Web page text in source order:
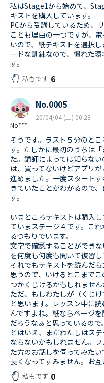
私はStage1から始めて、
キストを購入しています。
PCから受講しているため、
ことも理由の一つですが、
いので、紙テキストを選択
ードな訓練なので、慣れた
す。
私もです 6
No***
No.0005
20/04/04 (土) 00:28
そうです。ラスト５分のと
す。たしかに最初のうちは
た。講師によっては知らな
は、買ってないけどアプリ
進めました。一度スタート
きていたことがわかるので
す。
いまところテキストは購入
ていまステージ４です。こ
るつもりでいます。
文字で確認することができ
を何度も何度も聞いて復習
それでもテキストを読んだ
思うので、いけるとこまで
つかくじけるかもしれませ
ただ、もしわたしが（くじ
と思います。レッスン中に
んですよね。紙ならページ
だろうなぁと思っているので。
とはいえ、まだわたしはス
ならないかもしれません。
た方のお話しを伺ってみた
長くなってすみません。お互
私もです 0